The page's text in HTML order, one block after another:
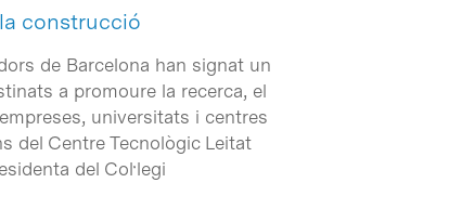
construcció
de Barcelona han signat un
a promoure la recerca, el
universitats i centres
del Centre Tecnològic Leitat
del Col·legi